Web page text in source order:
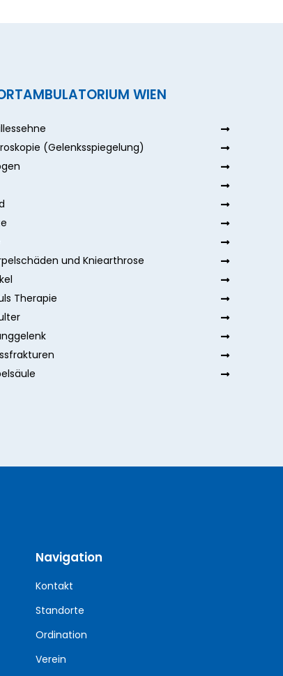
WIEN
(Gelenksspiegelung)
und Kniearthrose
Therapie
Navigation
Kontakt
Standorte
Ordination
Verein